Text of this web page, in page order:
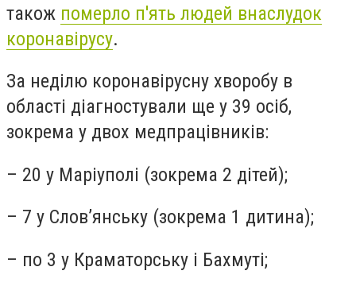
також померло п'ять людей внаслудок
коронавірусу.
За неділю коронавірусну хворобу в
області діагностували ще у 39 осіб,
зокрема у двох медпрацівників:
– 20 у Маріуполі (зокрема 2 дітей);
– 7 у Слов’янську (зокрема 1 дитина);
– по 3 у Краматорську і Бахмуті;